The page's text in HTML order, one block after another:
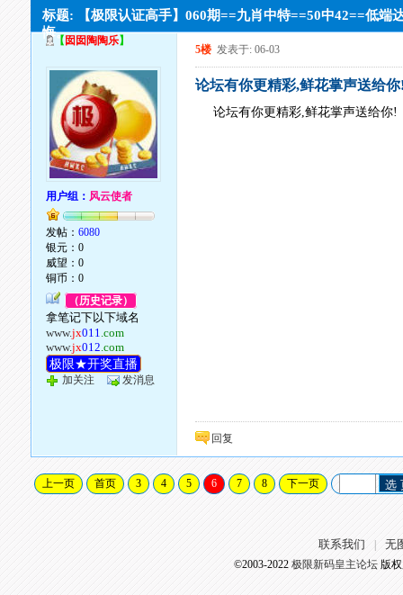
标题: 【极限认证高手】060期==九肖中特==50中42==低端
悔。
【 囡囡陶陶乐】
用户组： 风云使者
发帖：6080
银元：0
威望：0
铜币：0
（历史记录）
拿笔记下以下域名
www.jx011.com
www.jx012.com
极限★开奖直播
加关注 发消息
5楼 发表于: 06-03
论坛有你更精彩,鲜花掌声送给
论坛有你更精彩,鲜花掌声送给你!
回复
上一页 首页 3 4 5 6 7 8 下一页 选
联系我们 无
©2003-2022 极限新码皇主论坛版权